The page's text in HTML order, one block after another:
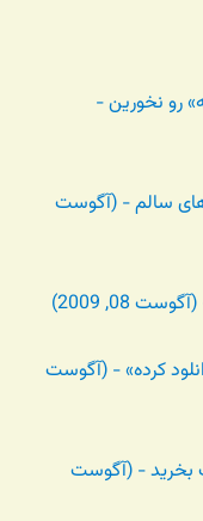
رو نخورین -
سالم - (آگوست
08, 2009)
دانلود کرده» - (آگوست
بخرید - (آگوست